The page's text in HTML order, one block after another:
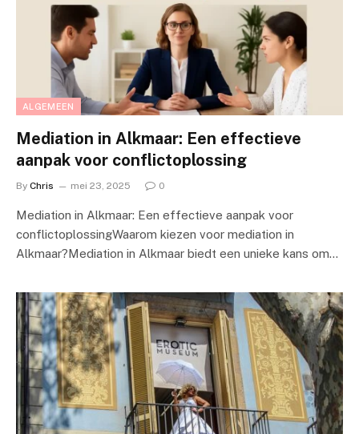
ALGEMEEN
Mediation in Alkmaar: Een effectieve
aanpak voor conflictoplossing
By Chris mei 23, 2025 0
Mediation in Alkmaar: Een effectieve aanpak voor
conflictoplossingWaarom kiezen voor mediation in
Alkmaar?Mediation in Alkmaar biedt een unieke kans om…